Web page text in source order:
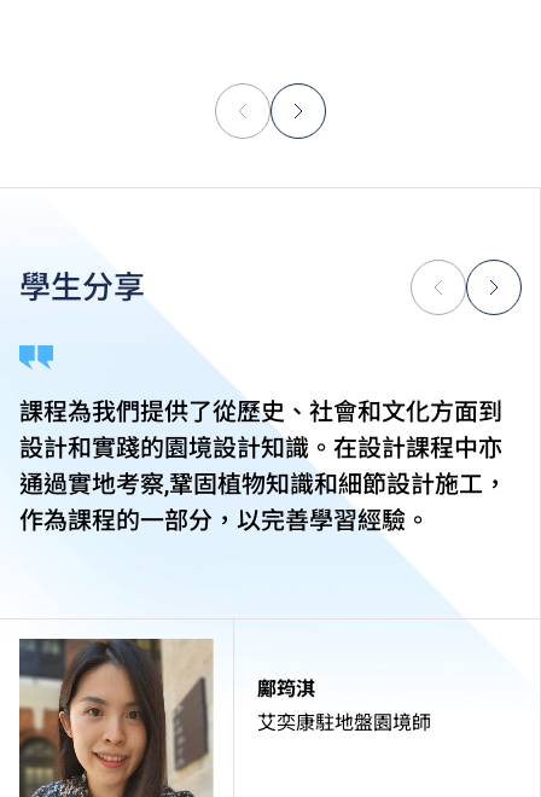
鄺筠淇
艾奕康駐地盤園境師
學生分享
課程為我們提供了從歷史、社會和文化方面到
設計和實踐的園境設計知識。在設計課程中亦
通過實地考察,鞏固植物知識和細節設計施工，
作為課程的一部分，以完善學習經驗。